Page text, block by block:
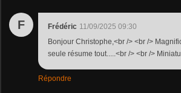
F Frédéric 11/09/2025 09:30
Bonjour Christophe,<br /> <br />
seule résume tout.....<br /> <br />
Répondre